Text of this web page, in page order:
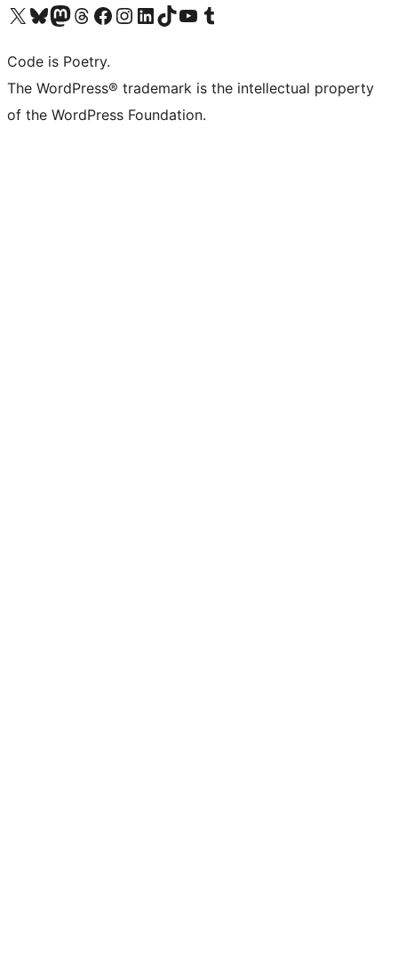
Visita il nostro account X (ex Twitter)
Visita il nostro account Bluesky
Visita il nostro account Mastodon
Visita il nostro account Threads
Visita la nostra pagina Facebook
Visita il nostro account Instagram
Visita il nostro account LinkedIn
Visita il nostro account TikTok
Visita il nostro canale YouTube
Visita il nostro account Tumblr
Code is Poetry.
The WordPress® trademark is the intellectual property
of the WordPress Foundation.